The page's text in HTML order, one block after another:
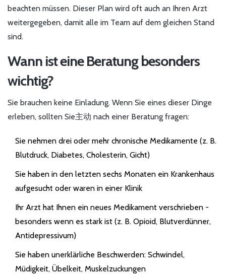
beachten müssen. Dieser Plan wird oft auch an Ihren Arzt
weitergegeben, damit alle im Team auf dem gleichen Stand
sind.
Wann ist eine Beratung besonders
wichtig?
Sie brauchen keine Einladung. Wenn Sie eines dieser Dinge
erleben, sollten Sie主动 nach einer Beratung fragen:
Sie nehmen drei oder mehr chronische Medikamente (z. B.
Blutdruck, Diabetes, Cholesterin, Gicht)
Sie haben in den letzten sechs Monaten ein Krankenhaus
aufgesucht oder waren in einer Klinik
Ihr Arzt hat Ihnen ein neues Medikament verschrieben -
besonders wenn es stark ist (z. B. Opioid, Blutverdünner,
Antidepressivum)
Sie haben unerklärliche Beschwerden: Schwindel,
Müdigkeit, Übelkeit, Muskelzuckungen